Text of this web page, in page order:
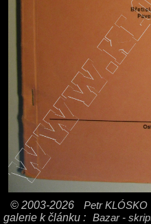
© 2003-2026 Petr KLÓSKO
galerie k článku : Bazar -